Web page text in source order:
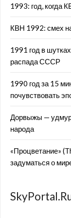
1993: год, когда
КВН 1992: смех
1991 год в
распада СССР
1990 год за 15
почувствовать
Дорвыжы —
народа
«Процветание»
задуматься о